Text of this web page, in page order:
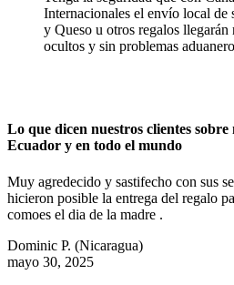
Internacionales el envío local de
y Queso u otros regalos llegarán
ocultos y sin problemas
Lo que dicen nuestros clientes
Ecuador y en todo el mundo
Muy agredecido y sastifecho con sus
hicieron posible la entrega del regalo
comoes el dia de la madre .
Dominic P. (Nicaragua)
mayo 30, 2025